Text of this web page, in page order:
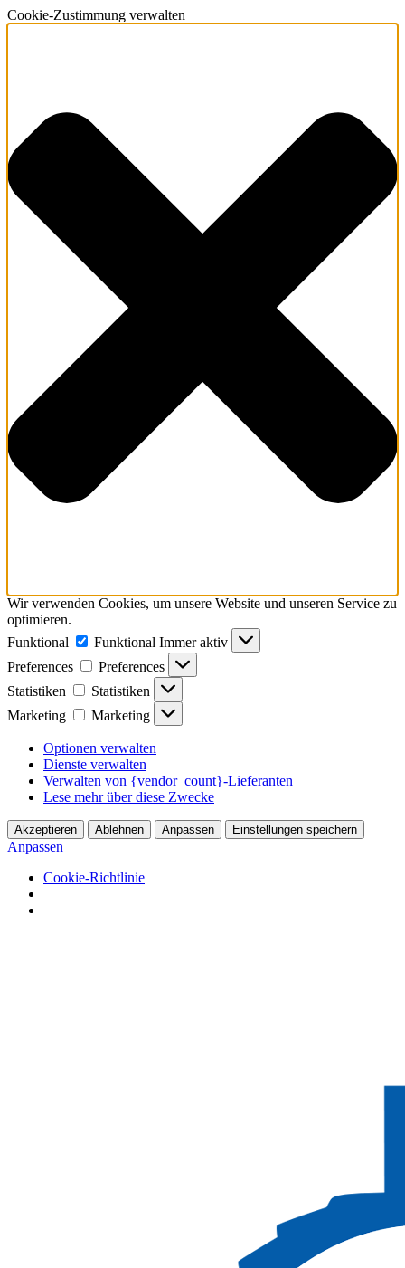
Cookie-Zustimmung verwalten
Wir verwenden Cookies, um unsere Website und unseren Service zu
optimieren.
Funktional
Funktional Immer aktiv
Preferences
Preferences
Statistiken
Statistiken
Marketing
Marketing
Optionen verwalten
Dienste verwalten
Verwalten von {vendor_count}-Lieferanten
Lese mehr über diese Zwecke
Akzeptieren Ablehnen Anpassen Einstellungen speichern
Anpassen
Cookie-Richtlinie